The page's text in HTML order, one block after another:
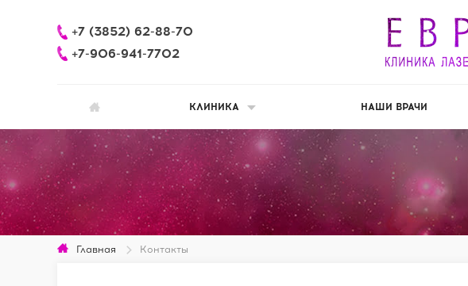
+7 (3852) 62-88-70
+7-906-941-7702
КЛИНИКА НАШИ ВРАЧИ
Главная Контакты